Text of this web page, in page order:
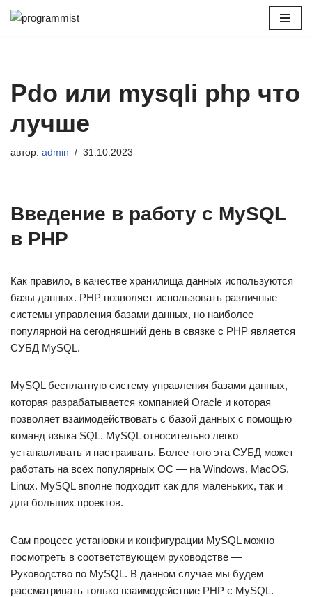
Pdo или mysqli php что
лучше
автор: admin 31.10.2023
Введение в работу с MySQL
в PHP
Как правило, в качестве хранилища данных используются
базы данных. PHP позволяет использовать различные
системы управления базами данных, но наиболее
популярной на сегодняшний день в связке с PHP является
СУБД MySQL.
MySQL бесплатную систему управления базами данных,
которая разрабатывается компанией Oracle и которая
позволяет взаимодействовать с базой данных с помощью
команд языка SQL. MySQL относительно легко
устанавливать и настраивать. Более того эта СУБД может
работать на всех популярных ОС — на Windows, MacOS,
Linux. MySQL вполне подходит как для маленьких, так и
для больших проектов.
Сам процесс установки и конфигурации MySQL можно
посмотреть в соответствующем руководстве —
Руководство по MySQL. В данном случае мы будем
рассматривать только взаимодействие PHP с MySQL.